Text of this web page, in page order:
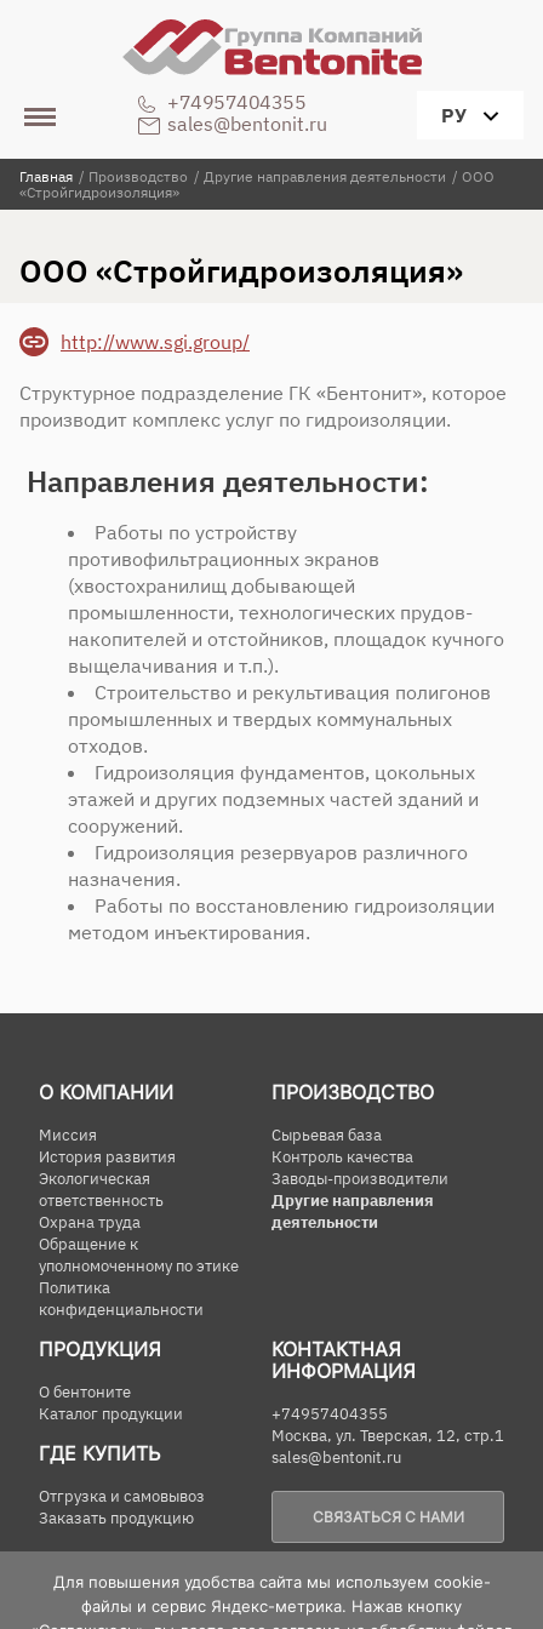
РУ
+74957404355
sales@bentonit.ru
Главная / Производство / Другие направления деятельности / ООО
«Стройгидроизоляция»
ООО «Стройгидроизоляция»
http://www.sgi.group/
Структурное подразделение ГК «Бентонит», которое
производит комплекс услуг по гидроизоляции.
Направления деятельности:
Работы по устройству
противофильтрационных экранов
(хвостохранилищ добывающей
промышленности, технологических прудов-
накопителей и отстойников, площадок кучного
выщелачивания и т.п.).
Строительство и рекультивация полигонов
промышленных и твердых коммунальных
отходов.
Гидроизоляция фундаментов, цокольных
этажей и других подземных частей зданий и
сооружений.
Гидроизоляция резервуаров различного
назначения.
Работы по восстановлению гидроизоляции
методом инъектирования.
О КОМПАНИИ
Миссия
История развития
Экологическая
ответственность
Охрана труда
Обращение к
уполномоченному по этике
Политика
конфиденциальности
ПРОИЗВОДСТВО
Сырьевая база
Контроль качества
Заводы-производители
Другие направления
деятельности
ПРОДУКЦИЯ
О бентоните
Каталог продукции
ГДЕ КУПИТЬ
Отгрузка и самовывоз
Заказать продукцию
КОНТАКТНАЯ
ИНФОРМАЦИЯ
+74957404355
Москва, ул. Тверская, 12, стр.1
sales@bentonit.ru
СВЯЗАТЬСЯ С НАМИ
РУ
Для повышения удобства сайта мы используем cookie-
файлы и сервис Яндекс-метрика. Нажав кнопку